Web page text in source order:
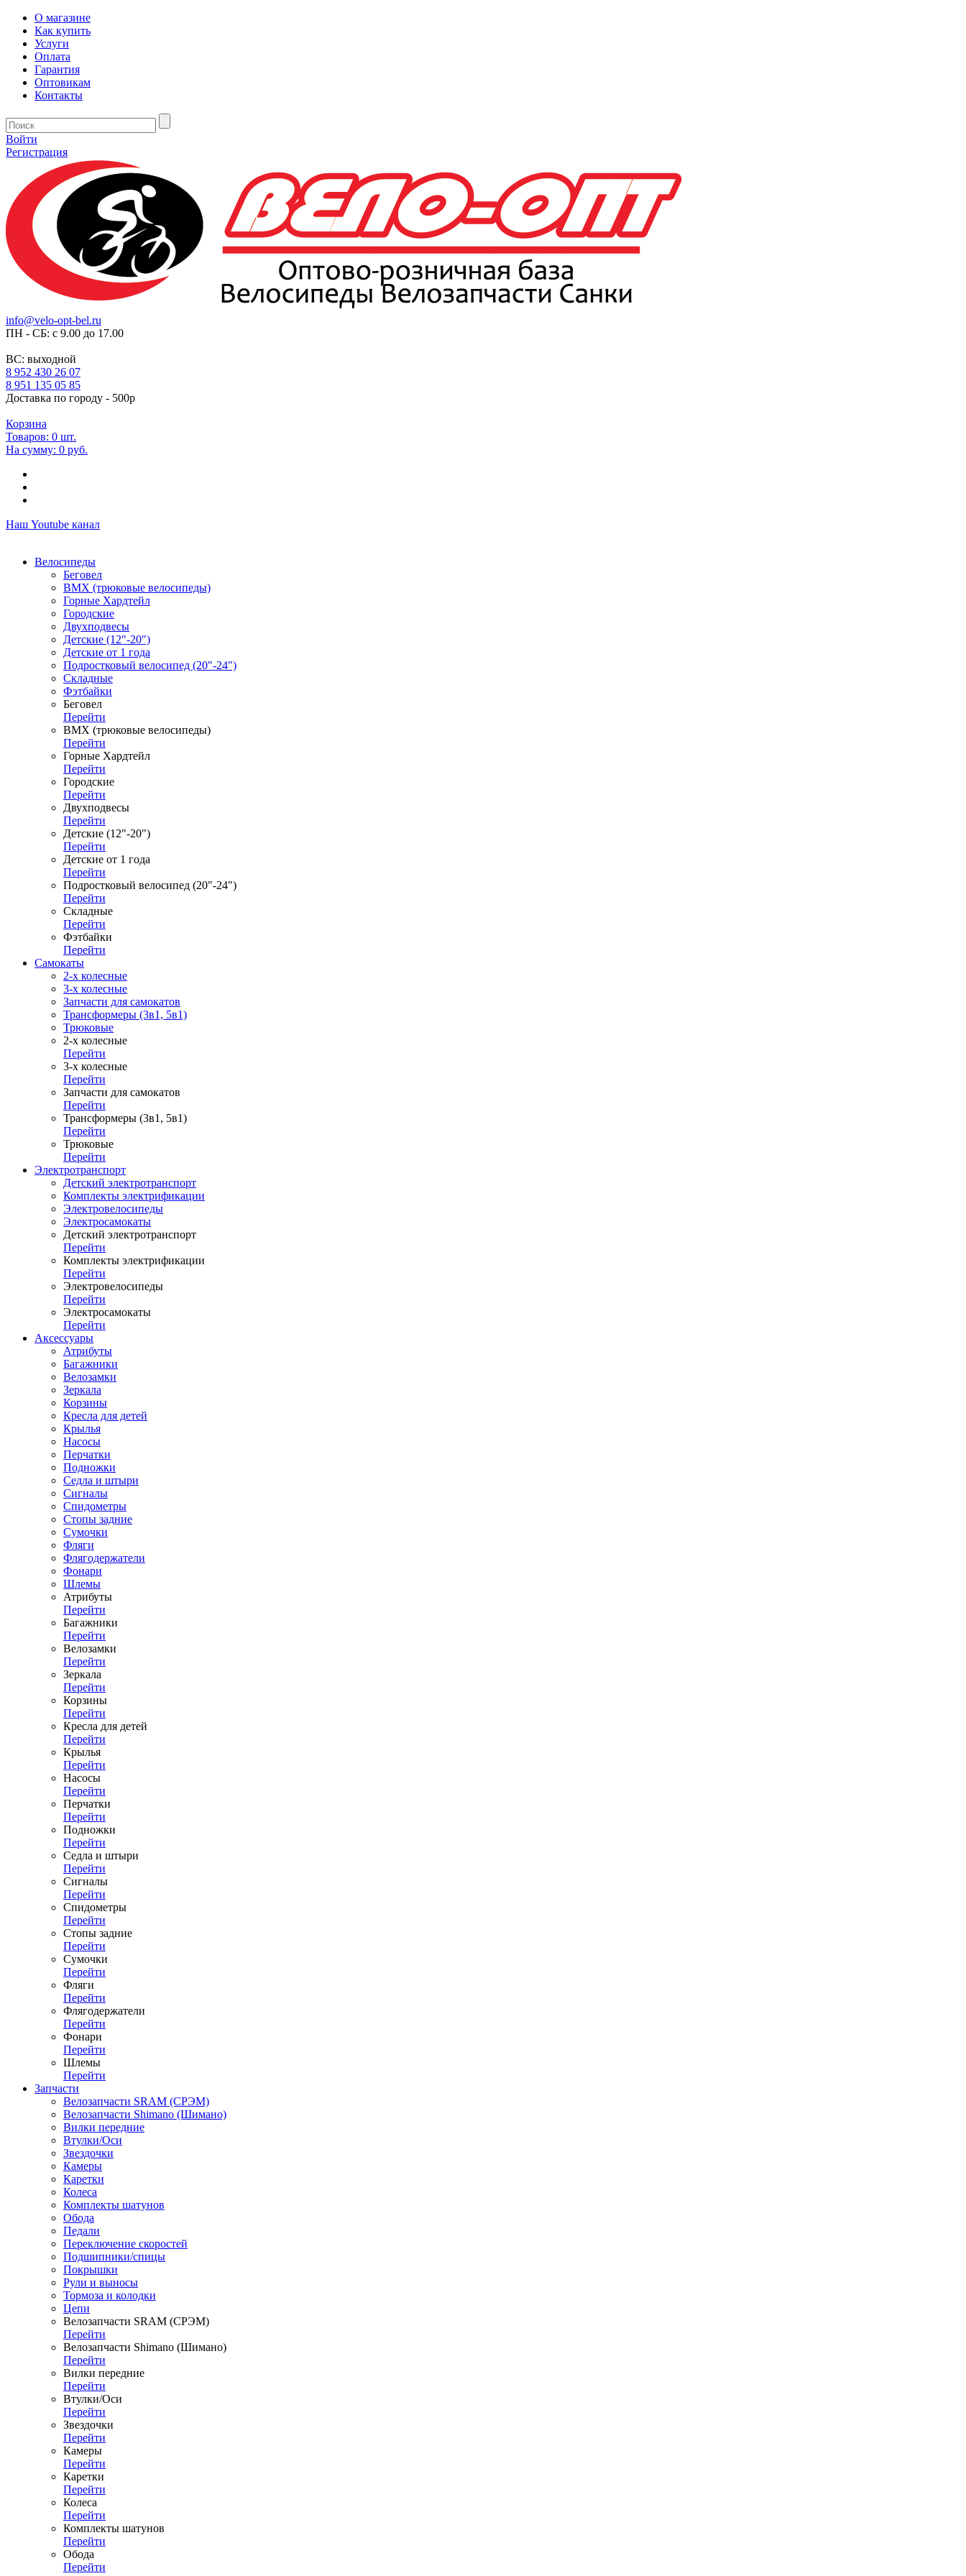
О магазине
Как купить
Услуги
Оплата
Гарантия
Оптовикам
Контакты
Войти
Регистрация
info@velo-opt-bel.ru
ПН - СБ: с 9.00 до 17.00
ВС: выходной
8 952 430 26 07
8 951 135 05 85
Доставка по городу - 500р
Корзина
Товаров: 0 шт.
На сумму: 0 руб.
Наш Youtube канал
Велосипеды
Беговел
ВМХ (трюковые велосипеды)
Горные Хардтейл
Городские
Двухподвесы
Детские (12"-20")
Детские от 1 года
Подростковый велосипед (20"-24")
Складные
Фэтбайки
Беговел
Перейти
ВМХ (трюковые велосипеды)
Перейти
Горные Хардтейл
Перейти
Городские
Перейти
Двухподвесы
Перейти
Детские (12"-20")
Перейти
Детские от 1 года
Перейти
Подростковый велосипед (20"-24")
Перейти
Складные
Перейти
Фэтбайки
Перейти
Самокаты
2-х колесные
3-х колесные
Запчасти для самокатов
Трансформеры (3в1, 5в1)
Трюковые
2-х колесные
Перейти
3-х колесные
Перейти
Запчасти для самокатов
Перейти
Трансформеры (3в1, 5в1)
Перейти
Трюковые
Перейти
Электротранспорт
Детский электротранспорт
Комплекты электрификации
Электровелосипеды
Электросамокаты
Детский электротранспорт
Перейти
Комплекты электрификации
Перейти
Электровелосипеды
Перейти
Электросамокаты
Перейти
Аксессуары
Атрибуты
Багажники
Велозамки
Зеркала
Корзины
Кресла для детей
Крылья
Насосы
Перчатки
Подножки
Седла и штыри
Сигналы
Спидометры
Стопы задние
Сумочки
Фляги
Флягодержатели
Фонари
Шлемы
Атрибуты
Перейти
Багажники
Перейти
Велозамки
Перейти
Зеркала
Перейти
Корзины
Перейти
Кресла для детей
Перейти
Крылья
Перейти
Насосы
Перейти
Перчатки
Перейти
Подножки
Перейти
Седла и штыри
Перейти
Сигналы
Перейти
Спидометры
Перейти
Стопы задние
Перейти
Сумочки
Перейти
Фляги
Перейти
Флягодержатели
Перейти
Фонари
Перейти
Шлемы
Перейти
Запчасти
Велозапчасти SRAM (СРЭМ)
Велозапчасти Shimano (Шимано)
Вилки передние
Втулки/Оси
Звездочки
Камеры
Каретки
Колеса
Комплекты шатунов
Обода
Педали
Переключение скоростей
Подшипники/спицы
Покрышки
Рули и выносы
Тормоза и колодки
Цепи
Велозапчасти SRAM (СРЭМ)
Перейти
Велозапчасти Shimano (Шимано)
Перейти
Вилки передние
Перейти
Втулки/Оси
Перейти
Звездочки
Перейти
Камеры
Перейти
Каретки
Перейти
Колеса
Перейти
Комплекты шатунов
Перейти
Обода
Перейти